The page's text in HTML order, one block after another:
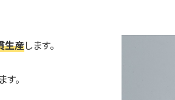
生産します。
。